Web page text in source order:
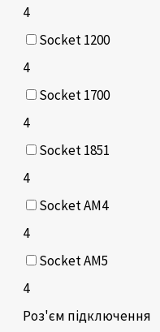
4
Socket 1200
4
Socket 1700
4
Socket 1851
4
Socket AM4
4
Socket AM5
4
Роз'єм підключення